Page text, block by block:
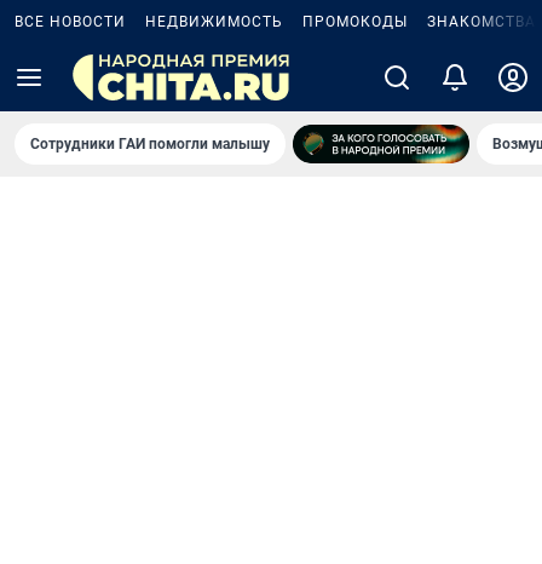
ВСЕ НОВОСТИ НЕДВИЖИМОСТЬ ПРОМОКОДЫ ЗНАКОМСТВА
Сотрудники ГАИ помогли малышу